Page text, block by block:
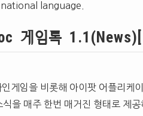
language.
게임톡 1.1(News)[
인게임을 비롯해 아이팟 어플리
식을 매주 한번 매거진 형태로 제